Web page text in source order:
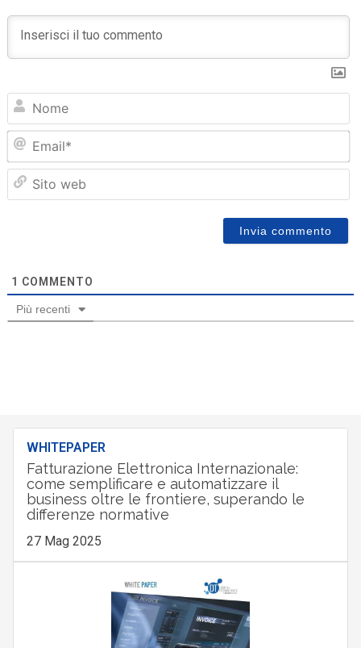
1 COMMENTO
Più recenti
WHITEPAPER
Fatturazione Elettronica Internazionale:
come semplificare e automatizzare il
business oltre le frontiere, superando le
differenze normative
27 Mag 2025